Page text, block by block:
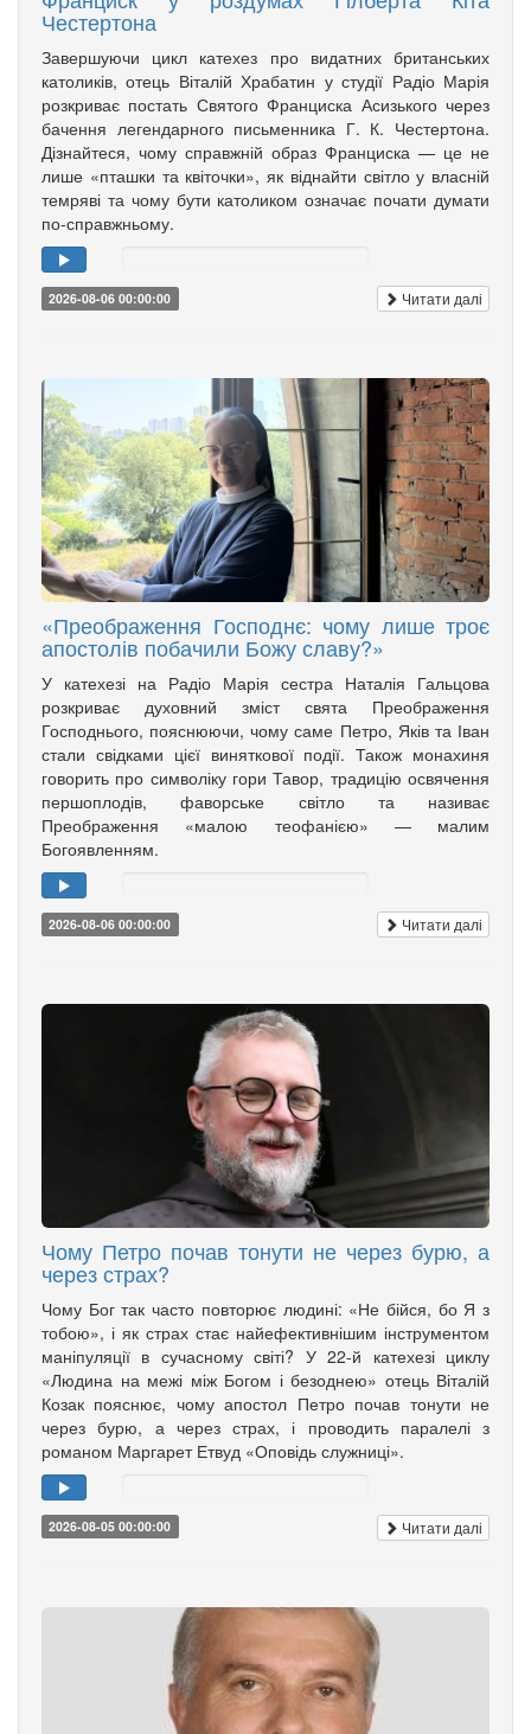
Честертона
Завершуючи цикл катехез про видатних британських
католиків, отець Віталій Храбатин у студії Радіо Марія
розкриває постать Святого Франциска Асизького через
бачення легендарного письменника Г. К. Честертона.
Дізнайтеся, чому справжній образ Франциска — це не
лише «пташки та квіточки», як віднайти світло у власній
темряві та чому бути католиком означає почати думати
по-справжньому.
2026-08-06 00:00:00 Читати далі
«Преображення Господнє: чому лише троє
апостолів побачили Божу славу?»
У катехезі на Радіо Марія сестра Наталія Гальцова
розкриває духовний зміст свята Преображення
Господнього, пояснюючи, чому саме Петро, Яків та Іван
стали свідками цієї виняткової події. Також монахиня
говорить про символіку гори Тавор, традицію освячення
першоплодів, фаворське світло та називає
Преображення «малою теофанією» — малим
Богоявленням.
2026-08-06 00:00:00 Читати далі
Чому Петро почав тонути не через бурю, а
через страх?
Чому Бог так часто повторює людині: «Не бійся, бо Я з
тобою», і як страх стає найефективнішим інструментом
маніпуляції в сучасному світі? У 22-й катехезі циклу
«Людина на межі між Богом і безоднею» отець Віталій
Козак пояснює, чому апостол Петро почав тонути не
через бурю, а через страх, і проводить паралелі з
романом Маргарет Етвуд «Оповідь служниці».
2026-08-05 00:00:00 Читати далі